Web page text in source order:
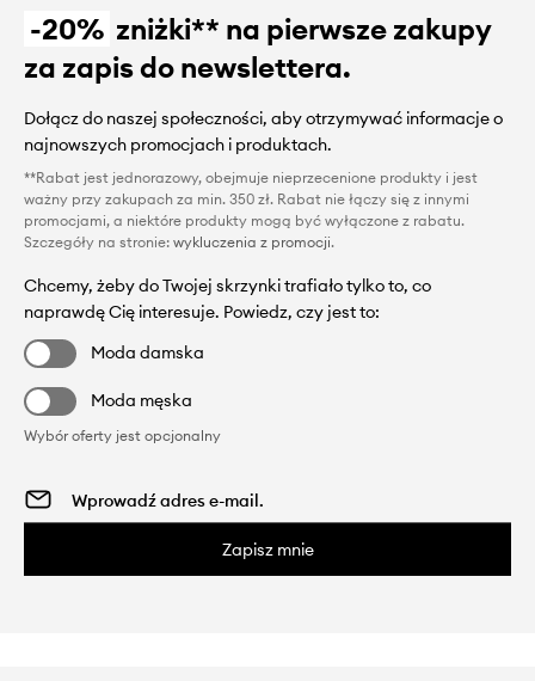
-20% zniżki** na pierwsze zakupy
za zapis do newslettera.
Dołącz do naszej społeczności, aby otrzymywać informacje o
najnowszych promocjach i produktach.
**Rabat jest jednorazowy, obejmuje nieprzecenione produkty i jest
ważny przy zakupach za min. 350 zł. Rabat nie łączy się z innymi
promocjami, a niektóre produkty mogą być wyłączone z rabatu.
Szczegóły na stronie: wykluczenia z promocji.
Chcemy, żeby do Twojej skrzynki trafiało tylko to, co
naprawdę Cię interesuje. Powiedz, czy jest to:
Moda damska
Moda męska
Wybór oferty jest opcjonalny
Zapisz mnie